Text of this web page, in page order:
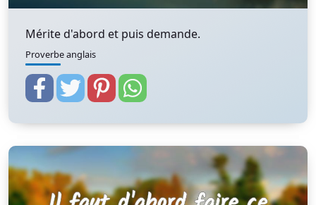
Mérite d'abord et puis demande.
Proverbe anglais